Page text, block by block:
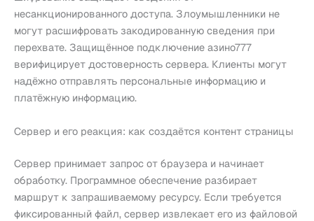
несанкционированного доступа. Злоумышленники не
могут расшифровать закодированную сведения при
перехвате. Защищённое подключение азино777
верифицирует достоверность сервера. Клиенты могут
надёжно отправлять персональные информацию и
платёжную информацию.
Сервер и его реакция: как создаётся контент страницы
Сервер принимает запрос от браузера и начинает
обработку. Программное обеспечение разбирает
маршрут к запрашиваемому ресурсу. Если требуется
фиксированный файл, сервер извлекает его из файловой